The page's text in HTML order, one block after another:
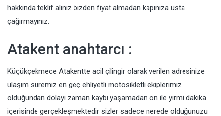
hakkında teklif alınız bizden fiyat almadan kapınıza usta
çağırmayınız.
Atakent anahtarcı :
Küçükçekmece Atakentte acil çilingir olarak verilen adresinize
ulaşım süremiz en geç ehliyetli motosikletli ekiplerimiz
olduğundan dolayı zaman kaybı yaşamadan on ile yirmi dakika
içerisinde gerçekleşmektedir sizler sadece nerede olduğunuzu